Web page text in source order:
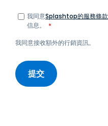
我同意Splashtop的服務條款
信息。
*
我同意接收額外的行銷資訊。